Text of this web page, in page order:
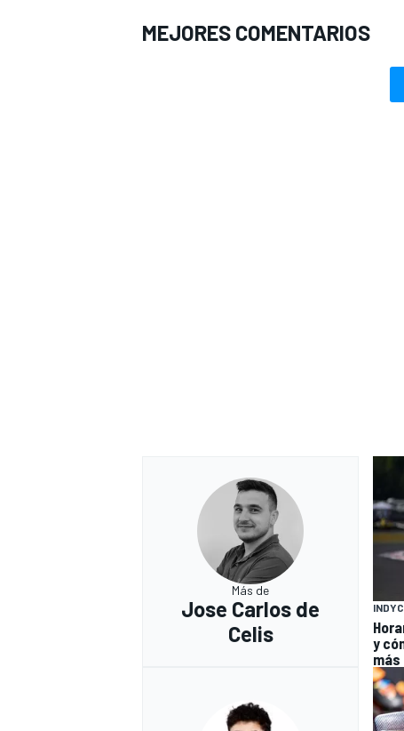
MEJORES COMENTARIOS
Más de
Jose Carlos de
Celis
y
más